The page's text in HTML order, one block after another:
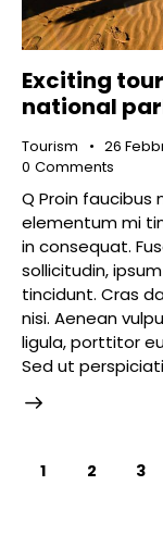
Exciting
national
Tourism 26
0 Comments
Q Proin faucibus
elementum mi
in consequat.
sollicitudin,
tincidunt. Cras
nisi. Aenean
ligula, porttitor
Sed ut
1 2 3